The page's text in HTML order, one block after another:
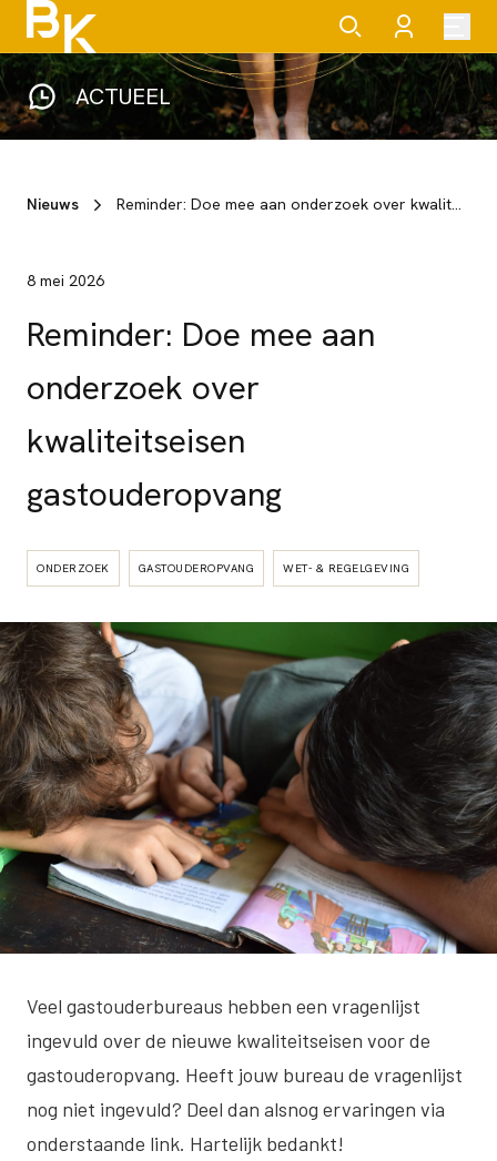
ACTUEEL
Nieuws Reminder: Doe mee aan onderzoek over kwaliteitseisen gastouderopvang
8 mei 2026
Reminder: Doe mee aan
onderzoek over
kwaliteitseisen
gastouderopvang
ONDERZOEK GASTOUDEROPVANG WET- & REGELGEVING
Veel gastouderbureaus hebben een vragenlijst
ingevuld over de nieuwe kwaliteitseisen voor de
gastouderopvang. Heeft jouw bureau de vragenlijst
nog niet ingevuld? Deel dan alsnog ervaringen via
onderstaande link. Hartelijk bedankt!